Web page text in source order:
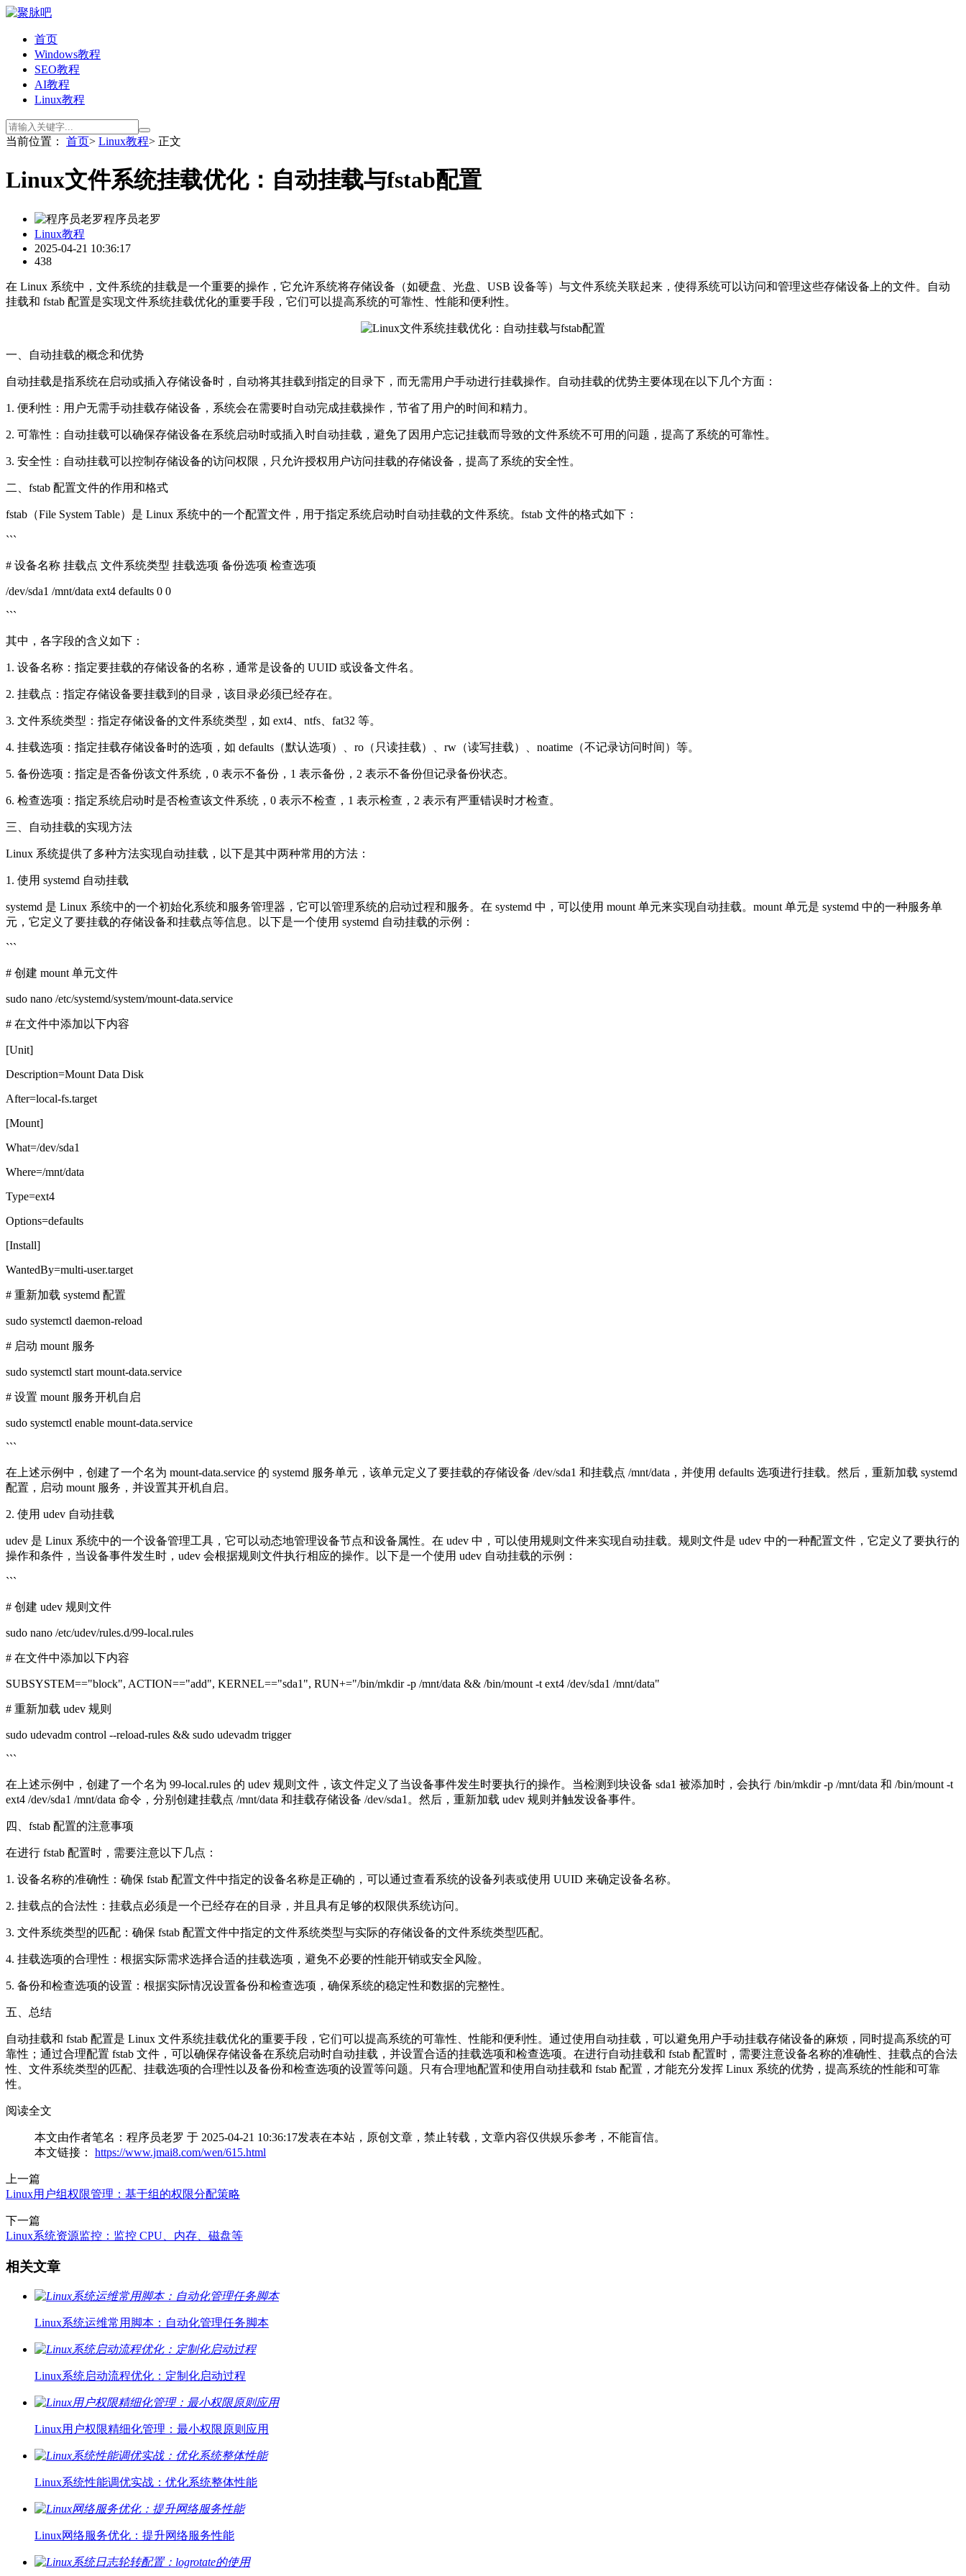
首页
Windows教程
SEO教程
AI教程
Linux教程
当前位置： 首页> Linux教程> 正文
Linux文件系统挂载优化：自动挂载与fstab配置
程序员老罗
Linux教程
2025-04-21 10:36:17
438
在 Linux 系统中，文件系统的挂载是一个重要的操作，它允许系统将存储设备（如硬盘、光盘、USB 设备等）与文件系统关联起来，使得系统可以访问和管理这些存储设备上的文件。自动
挂载和 fstab 配置是实现文件系统挂载优化的重要手段，它们可以提高系统的可靠性、性能和便利性。
一、自动挂载的概念和优势
自动挂载是指系统在启动或插入存储设备时，自动将其挂载到指定的目录下，而无需用户手动进行挂载操作。自动挂载的优势主要体现在以下几个方面：
1. 便利性：用户无需手动挂载存储设备，系统会在需要时自动完成挂载操作，节省了用户的时间和精力。
2. 可靠性：自动挂载可以确保存储设备在系统启动时或插入时自动挂载，避免了因用户忘记挂载而导致的文件系统不可用的问题，提高了系统的可靠性。
3. 安全性：自动挂载可以控制存储设备的访问权限，只允许授权用户访问挂载的存储设备，提高了系统的安全性。
二、fstab 配置文件的作用和格式
fstab（File System Table）是 Linux 系统中的一个配置文件，用于指定系统启动时自动挂载的文件系统。fstab 文件的格式如下：
```
# 设备名称 挂载点 文件系统类型 挂载选项 备份选项 检查选项
/dev/sda1 /mnt/data ext4 defaults 0 0
```
其中，各字段的含义如下：
1. 设备名称：指定要挂载的存储设备的名称，通常是设备的 UUID 或设备文件名。
2. 挂载点：指定存储设备要挂载到的目录，该目录必须已经存在。
3. 文件系统类型：指定存储设备的文件系统类型，如 ext4、ntfs、fat32 等。
4. 挂载选项：指定挂载存储设备时的选项，如 defaults（默认选项）、ro（只读挂载）、rw（读写挂载）、noatime（不记录访问时间）等。
5. 备份选项：指定是否备份该文件系统，0 表示不备份，1 表示备份，2 表示不备份但记录备份状态。
6. 检查选项：指定系统启动时是否检查该文件系统，0 表示不检查，1 表示检查，2 表示有严重错误时才检查。
三、自动挂载的实现方法
Linux 系统提供了多种方法实现自动挂载，以下是其中两种常用的方法：
1. 使用 systemd 自动挂载
systemd 是 Linux 系统中的一个初始化系统和服务管理器，它可以管理系统的启动过程和服务。在 systemd 中，可以使用 mount 单元来实现自动挂载。mount 单元是 systemd 中的一种服务单
元，它定义了要挂载的存储设备和挂载点等信息。以下是一个使用 systemd 自动挂载的示例：
```
# 创建 mount 单元文件
sudo nano /etc/systemd/system/mount-data.service
# 在文件中添加以下内容
[Unit]
Description=Mount Data Disk
After=local-fs.target
[Mount]
What=/dev/sda1
Where=/mnt/data
Type=ext4
Options=defaults
[Install]
WantedBy=multi-user.target
# 重新加载 systemd 配置
sudo systemctl daemon-reload
# 启动 mount 服务
sudo systemctl start mount-data.service
# 设置 mount 服务开机自启
sudo systemctl enable mount-data.service
```
在上述示例中，创建了一个名为 mount-data.service 的 systemd 服务单元，该单元定义了要挂载的存储设备 /dev/sda1 和挂载点 /mnt/data，并使用 defaults 选项进行挂载。然后，重新加载 systemd
配置，启动 mount 服务，并设置其开机自启。
2. 使用 udev 自动挂载
udev 是 Linux 系统中的一个设备管理工具，它可以动态地管理设备节点和设备属性。在 udev 中，可以使用规则文件来实现自动挂载。规则文件是 udev 中的一种配置文件，它定义了要执行的
操作和条件，当设备事件发生时，udev 会根据规则文件执行相应的操作。以下是一个使用 udev 自动挂载的示例：
```
# 创建 udev 规则文件
sudo nano /etc/udev/rules.d/99-local.rules
# 在文件中添加以下内容
SUBSYSTEM=="block", ACTION=="add", KERNEL=="sda1", RUN+="/bin/mkdir -p /mnt/data && /bin/mount -t ext4 /dev/sda1 /mnt/data"
# 重新加载 udev 规则
sudo udevadm control --reload-rules && sudo udevadm trigger
```
在上述示例中，创建了一个名为 99-local.rules 的 udev 规则文件，该文件定义了当设备事件发生时要执行的操作。当检测到块设备 sda1 被添加时，会执行 /bin/mkdir -p /mnt/data 和 /bin/mount -t
ext4 /dev/sda1 /mnt/data 命令，分别创建挂载点 /mnt/data 和挂载存储设备 /dev/sda1。然后，重新加载 udev 规则并触发设备事件。
四、fstab 配置的注意事项
在进行 fstab 配置时，需要注意以下几点：
1. 设备名称的准确性：确保 fstab 配置文件中指定的设备名称是正确的，可以通过查看系统的设备列表或使用 UUID 来确定设备名称。
2. 挂载点的合法性：挂载点必须是一个已经存在的目录，并且具有足够的权限供系统访问。
3. 文件系统类型的匹配：确保 fstab 配置文件中指定的文件系统类型与实际的存储设备的文件系统类型匹配。
4. 挂载选项的合理性：根据实际需求选择合适的挂载选项，避免不必要的性能开销或安全风险。
5. 备份和检查选项的设置：根据实际情况设置备份和检查选项，确保系统的稳定性和数据的完整性。
五、总结
自动挂载和 fstab 配置是 Linux 文件系统挂载优化的重要手段，它们可以提高系统的可靠性、性能和便利性。通过使用自动挂载，可以避免用户手动挂载存储设备的麻烦，同时提高系统的可
靠性；通过合理配置 fstab 文件，可以确保存储设备在系统启动时自动挂载，并设置合适的挂载选项和检查选项。在进行自动挂载和 fstab 配置时，需要注意设备名称的准确性、挂载点的合法
性、文件系统类型的匹配、挂载选项的合理性以及备份和检查选项的设置等问题。只有合理地配置和使用自动挂载和 fstab 配置，才能充分发挥 Linux 系统的优势，提高系统的性能和可靠
性。
阅读全文
本文由作者笔名：程序员老罗 于 2025-04-21 10:36:17发表在本站，原创文章，禁止转载，文章内容仅供娱乐参考，不能盲信。
本文链接： https://www.jmai8.com/wen/615.html
上一篇
Linux用户组权限管理：基于组的权限分配策略
下一篇
Linux系统资源监控：监控 CPU、内存、磁盘等
相关文章
Linux系统运维常用脚本：自动化管理任务脚本
Linux系统启动流程优化：定制化启动过程
Linux用户权限精细化管理：最小权限原则应用
Linux系统性能调优实战：优化系统整体性能
Linux网络服务优化：提升网络服务性能